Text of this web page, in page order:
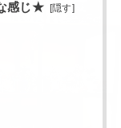
感じ★ [隠す]